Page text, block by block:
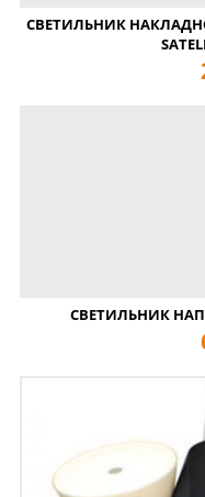
СВЕТИЛЬНИК
СВЕТИЛЬНИК